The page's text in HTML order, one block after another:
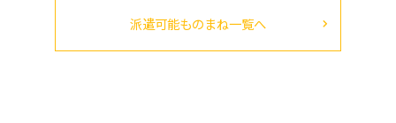
派遣可能ものまね一覧へ